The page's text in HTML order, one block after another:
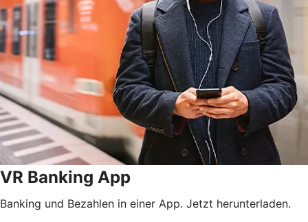
VR Banking App
Banking und Bezahlen in einer App. Jetzt herunterladen.